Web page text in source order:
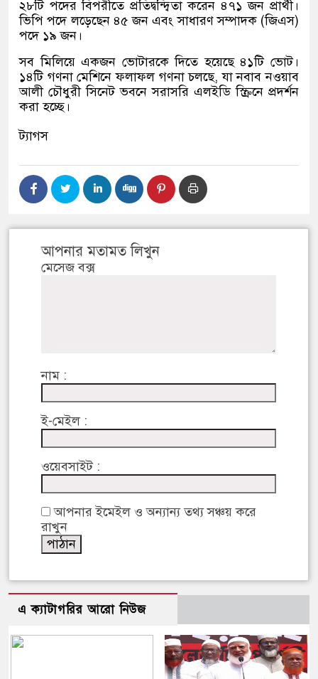
২৮টি পদের বিপরীতে প্রতিদ্বন্দ্বিতা করেন ৪৭১ জন প্রার্থী।
ভিপি পদে লড়েছেন ৪৫ জন এবং সাধারণ সম্পাদক (জিএস)
পদে ১৯ জন।
সব মিলিয়ে একজন ভোটারকে দিতে হয়েছে ৪১টি ভোট।
১৪টি গণনা মেশিনে ফলাফল গণনা চলছে, যা নবাব নওয়াব
আলী চৌধুরী সিনেট ভবনে সরাসরি এলইডি স্ক্রিনে প্রদর্শন
করা হচ্ছে।
ট্যাগস
আপনার মতামত লিখুন
মেসেজ বক্স
নাম :
ই-মেইল :
ওয়েবসাইট :
আপনার ইমেইল ও অন্যান্য তথ্য সঞ্চয় করে
রাখুন
এ ক্যাটাগরির আরো নিউজ